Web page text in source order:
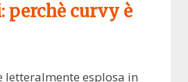
perchè curvy è
letteralmente esplosa in